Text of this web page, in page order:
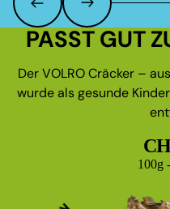
PASST GUT
Der VOLRO Cräcker –
wurde als gesunde
100g